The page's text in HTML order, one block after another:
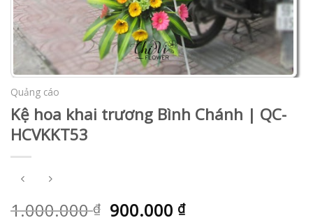
Quảng cáo
Kệ hoa khai trương Bình Chánh | QC-
HCVKKT53
1.000.000₫ 900.000 ₫